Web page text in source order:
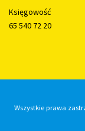
Księgowość
65 540 72 20
Wszystkie prawa